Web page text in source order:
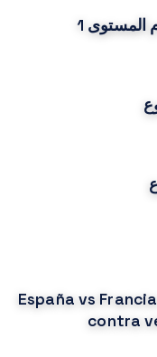
1
España vs
contra